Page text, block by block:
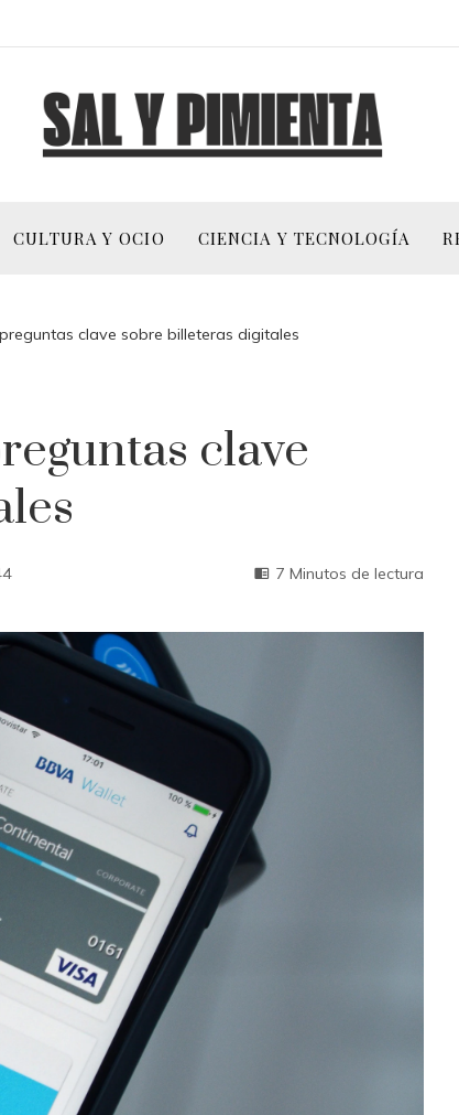
CULTURA Y OCIO CIENCIA Y TECNOLOGÍA
clave sobre billeteras digitales
clave
7 Minutos de lectura